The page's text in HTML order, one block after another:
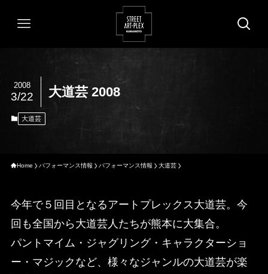
大道芸 2008
2008
3/22
大道芸
Home パフォーマンス情報 パフォーマンス情報 大道芸
今年で５回目となるアートプレックス大道芸。今
回も全国から大道芸人たちが熊本に大集合。
パントマイム・ジャグリング・キャラクターショ
ー・マジックなど、様々なジャンルの大道芸が楽